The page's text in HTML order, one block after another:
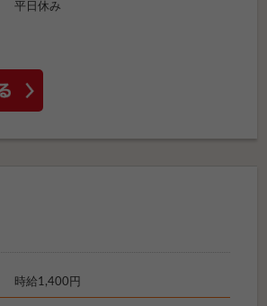
平日休み
時給1,400円